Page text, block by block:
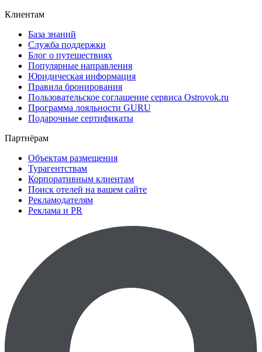
Клиентам
База знаний
Служба поддержки
Блог о путешествиях
Популярные направления
Юридическая информация
Правила бронирования
Пользовательское соглашение сервиса Ostrovok.ru
Программа лояльности GURU
Подарочные сертификаты
Партнёрам
Объектам размещения
Турагентствам
Корпоративным клиентам
Поиск отелей на вашем сайте
Рекламодателям
Реклама и PR